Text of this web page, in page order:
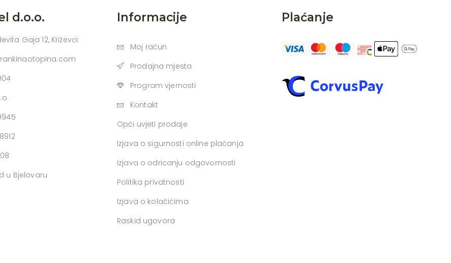
d.o.o.
Gaja 12, Križevci
u Bjelovaru
Informacije
Moj račun
Prodajna mjesta
Program vjernosti
Kontakt
Opći uvjeti prodaje
Izjava o sigurnosti online plaćanja
Izjava o odricanju odgovornosti
Politika privatnosti
Izjava o kolačićima
Raskid ugovora
Plaćanje